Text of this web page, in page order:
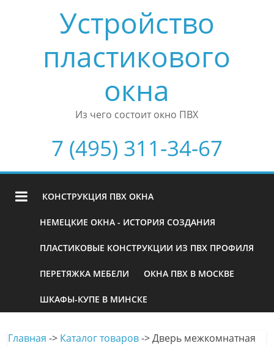
Устройство
пластикового
окна
Из чего состоит окно ПВХ
7 (495) 311-34-67
КОНСТРУКЦИЯ ПВХ ОКНА
НЕМЕЦКИЕ ОКНА - ИСТОРИЯ СОЗДАНИЯ
ПЛАСТИКОВЫЕ КОНСТРУКЦИИ ИЗ ПВХ ПРОФИЛЯ
ПЕРЕТЯЖКА МЕБЕЛИ ОКНА ПВХ В МОСКВЕ
ШКАФЫ-КУПЕ В МИНСКЕ
Главная -> Каталог товаров->Дверь межкомнатная